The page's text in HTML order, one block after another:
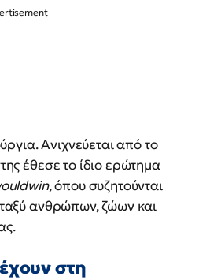
Ανιχνεύεται από το
έθεσε το ίδιο ερώτημα
, όπου συζητούνται
ανθρώπων, ζώων και
στη